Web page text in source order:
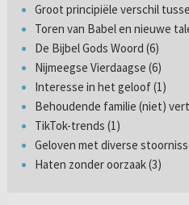
Groot principiële verschil
Toren van Babel en nieuwe
De Bijbel Gods Woord (6)
Nijmeegse Vierdaagse (6)
Interesse in het geloof (1)
Behoudende familie (niet)
TikTok-trends (1)
Geloven met diverse
Haten zonder oorzaak (3)